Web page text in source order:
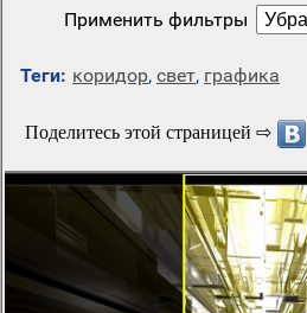
Применить фильтры
Теги: коридор, свет, графика